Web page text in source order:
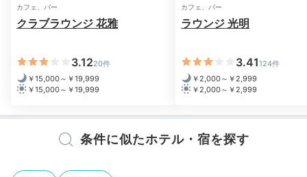
カフェ、バー
クラブラウンジ 花雅
3.1220件
￥15,000～￥19,999
￥15,000～￥19,999
カフェ、バー
ラウンジ 光明
3.41124件
￥2,000～￥2,999
￥2,000～￥2,999
条件に似たホテル・宿を探す